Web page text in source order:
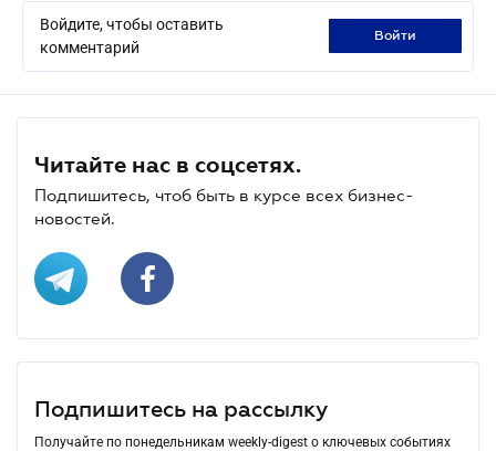
Войдите, чтобы оставить
комментарий
войти
Читайте нас в соцсетях.
Подпишитесь, чтоб быть в курсе всех бизнес-
новостей.
Подпишитесь на рассылку
Получайте по понедельникам weekly-digest о ключевых событиях